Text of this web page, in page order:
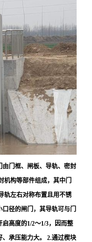
由门框、闸板、导轨、密封
机构等部件组成，其中门
轨左右对称布置且用不锈
径的闸门，其导轨可与门
高度的1/2～1/3，因而整
承压能力大。 2.通过楔块